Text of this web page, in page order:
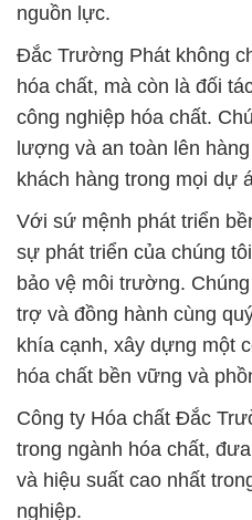
bảo vệ môi trường.
trợ và đồng hành cùng
khía cạnh, xây dựng một
hóa chất bền vững và
Công ty Hóa chất Đắc
trong ngành hóa chất,
và hiệu suất cao nhất
nghiệp.
# Nhà cung ứng ≤ bán
Polyaluminium Chloride _
Bông tại Tây Ninh
# Đơn vị kinh doanh ○ bán
Polyaluminium Chloride _
Bông tại Tây Ninh
# Cty chuyên bán ♦ cung
Polyaluminium Chloride _